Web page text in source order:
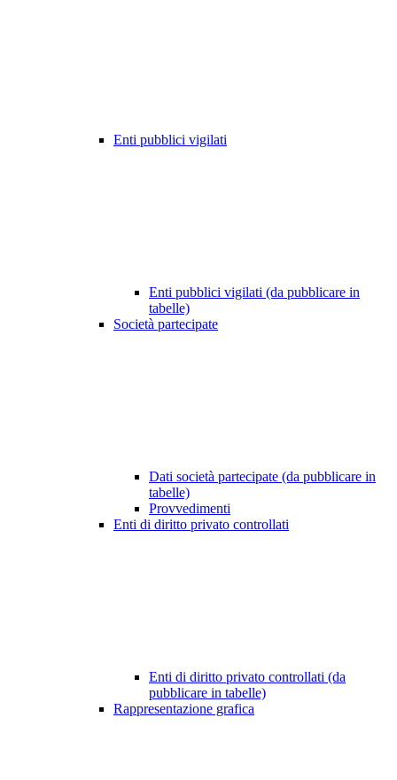
Enti pubblici vigilati
Enti pubblici vigilati (da pubblicare in
tabelle)
Società partecipate
Dati società partecipate (da pubblicare in
tabelle)
Provvedimenti
Enti di diritto privato controllati
Enti di diritto privato controllati (da
pubblicare in tabelle)
Rappresentazione grafica